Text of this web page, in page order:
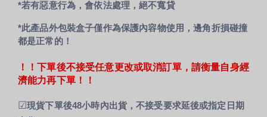
*若有惡意行為，會依法處理，絕不寬貸
*此產品外包裝盒子僅作為保護內容物使用，邊角折損碰撞
都是正常的！
！！下單後不接受任意更改或取消訂單，請衡量自身經
濟能力再下單！！
☑現貨下單後48小時內出貨，不接受要求延後或指定日期